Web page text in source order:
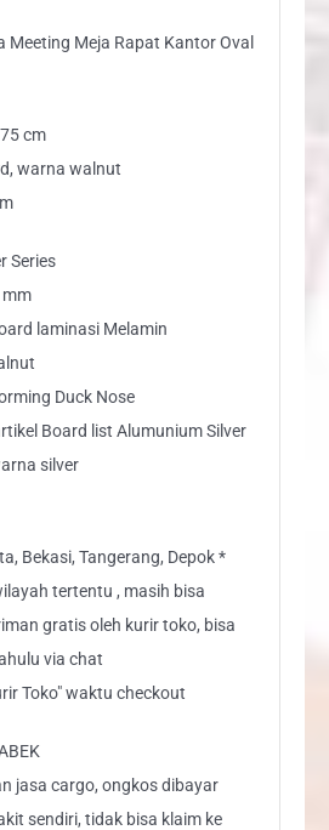
Meeting Meja Rapat Kantor Oval
cm
warna walnut
Series
mm
laminasi Melamin
Duck Nose
Board list Alumunium Silver
silver
Bekasi, Tangerang, Depok *
tertentu , masih bisa
gratis oleh kurir toko, bisa
via chat
Toko" waktu checkout
jasa cargo, ongkos dibayar
sendiri, tidak bisa klaim ke